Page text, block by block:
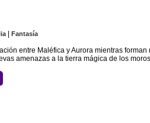
| Fantasía
entre Maléfica y Aurora mientras
amenazas a la tierra mágica de los